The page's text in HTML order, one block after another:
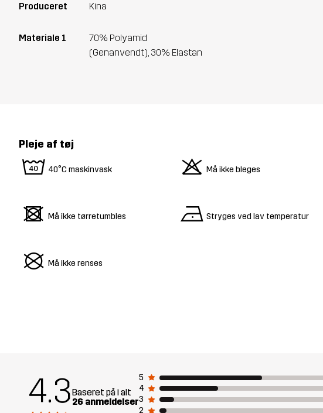
Produceret Kina
Materiale 1
70% Polyamid
(Genanvendt), 30% Elastan
Pleje af tøj
8 40°C maskinvask o Må ikke bleges
d Må ikke tørretumbles n Stryges ved lav temperatur
U Må ikke renses
4.3Baseret på i alt
26 anmeldelser
5
4
3
2